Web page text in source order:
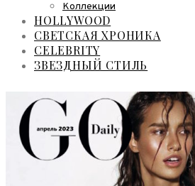
Коллекции
HOLLYWOOD
СВЕТСКАЯ ХРОНИКА
CELEBRITY
ЗВЕЗДНЫЙ СТИЛЬ